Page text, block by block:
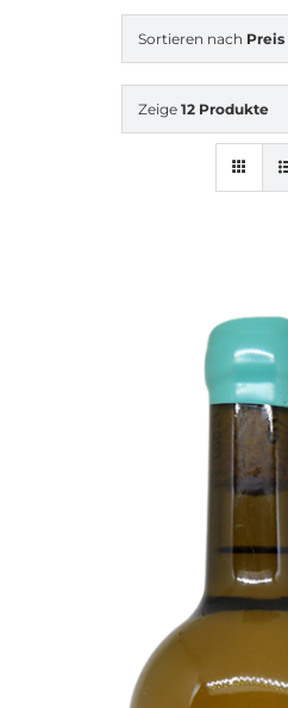
Sortieren nach Preis
Zeige 12 Produkte